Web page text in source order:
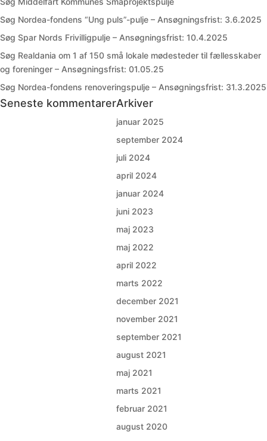
Søg Nordea-fondens “Ung puls”-pulje – Ansøgningsfrist: 3.6.2025
Søg Spar Nords Frivilligpulje – Ansøgningsfrist: 10.4.2025
Søg Realdania om 1 af 150 små lokale mødesteder til fællesskaber
og foreninger – Ansøgningsfrist: 01.05.25
Søg Nordea-fondens renoveringspulje – Ansøgningsfrist: 31.3.2025
Seneste kommentarerArkiver
januar 2025
september 2024
juli 2024
april 2024
januar 2024
juni 2023
maj 2023
maj 2022
april 2022
marts 2022
december 2021
november 2021
september 2021
august 2021
maj 2021
marts 2021
februar 2021
august 2020